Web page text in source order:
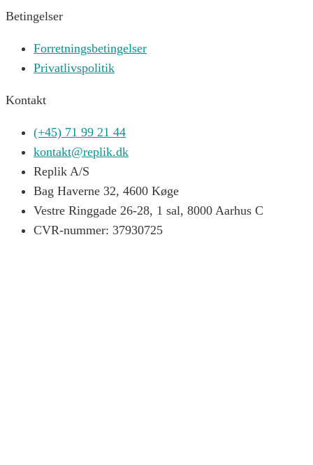
Betingelser
Forretningsbetingelser
Privatlivspolitik
Kontakt
(+45) 71 99 21 44
kontakt@replik.dk
Replik A/S
Bag Haverne 32, 4600 Køge
Vestre Ringgade 26-28, 1 sal, 8000 Aarhus C
CVR-nummer: 37930725